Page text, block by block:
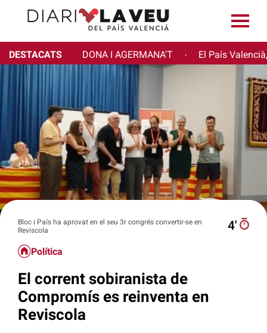
DESTACATS DONA I AGERMANA'T · El País
Bloc i País ha aprovat en el seu 3r congrés convertir-se en
Reviscola
4′
Política
El corrent sobiranista de
Compromís es reinventa en
Reviscola